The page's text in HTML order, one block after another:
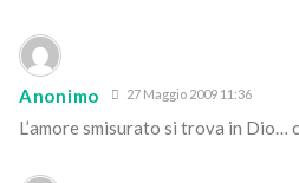
Anonimo 27 Maggio 2009 11:36
L’amore smisurato si trova in Dio…